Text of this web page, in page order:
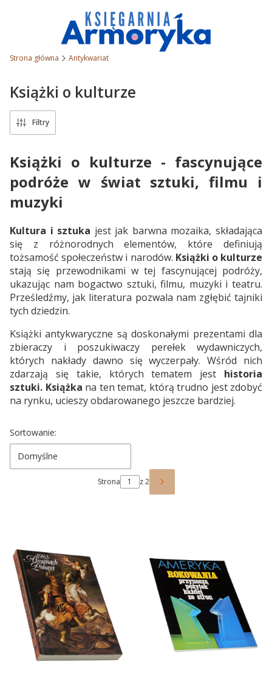
Strona główna Antykwariat
Książki o kulturze
Filtry
Książki o kulturze - fascynujące
podróże w świat sztuki, filmu i
muzyki
Kultura i sztuka jest jak barwna mozaika, składająca
się z różnorodnych elementów, które definiują
tożsamość społeczeństw i narodów. Książki o kulturze
stają się przewodnikami w tej fascynującej podróży,
ukazując nam bogactwo sztuki, filmu, muzyki i teatru.
Prześledźmy, jak literatura pozwala nam zgłębić tajniki
tych dziedzin.
Książki antykwaryczne są doskonałymi prezentami dla
zbieraczy i poszukiwaczy perełek wydawniczych,
których nakłady dawno się wyczerpały. Wśród nich
zdarzają się takie, których tematem jest historia
sztuki. Książka na ten temat, którą trudno jest zdobyć
na rynku, ucieszy obdarowanego jeszcze bardziej.
Lista produktów
Sortowanie:
Domyślne
Strona z 2 Następne produkty